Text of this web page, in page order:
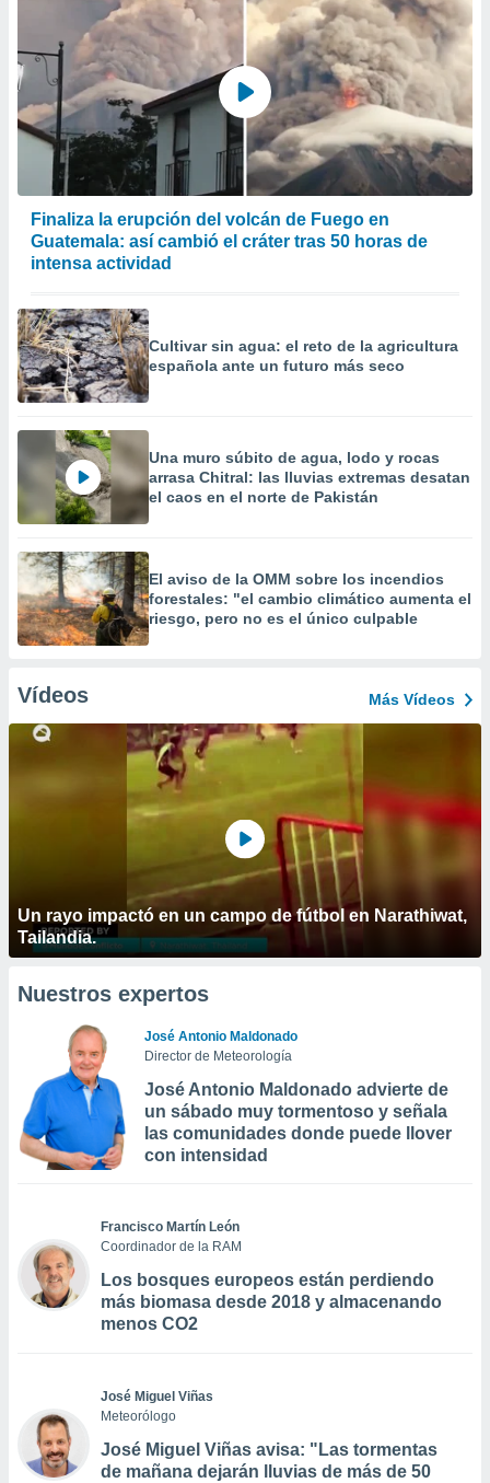
Finaliza la erupción del volcán de Fuego en
Guatemala: así cambió el cráter tras 50 horas de
intensa actividad
Cultivar sin agua: el reto de la agricultura
española ante un futuro más seco
Una muro súbito de agua, lodo y rocas
arrasa Chitral: las lluvias extremas desatan
el caos en el norte de Pakistán
El aviso de la OMM sobre los incendios
forestales: "el cambio climático aumenta el
riesgo, pero no es el único culpable
Vídeos Más Vídeos
Un rayo impactó en un campo de fútbol en Narathiwat,
Tailandia.
Nuestros expertos
José Antonio Maldonado
Director de Meteorología
José Antonio Maldonado advierte de
un sábado muy tormentoso y señala
las comunidades donde puede llover
con intensidad
Francisco Martín León
Coordinador de la RAM
Los bosques europeos están perdiendo
más biomasa desde 2018 y almacenando
menos CO2
José Miguel Viñas
Meteorólogo
José Miguel Viñas avisa: "Las tormentas
de mañana dejarán lluvias de más de 50